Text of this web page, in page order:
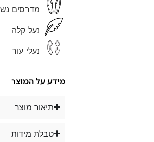
מדרסים
נעל קלה
נעלי עור
מידע על המוצר
תיאור מוצר
טבלת מידות